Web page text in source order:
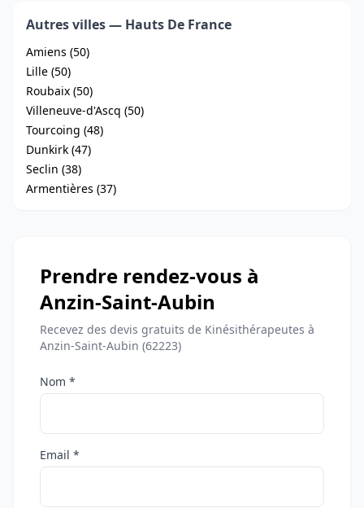
Autres villes — Hauts De France
Amiens (50)
Lille (50)
Roubaix (50)
Villeneuve-d'Ascq (50)
Tourcoing (48)
Dunkirk (47)
Seclin (38)
Armentières (37)
Prendre rendez-vous à
Anzin-Saint-Aubin
Recevez des devis gratuits de Kinésithérapeutes à
Anzin-Saint-Aubin (62223)
Nom *
Email *